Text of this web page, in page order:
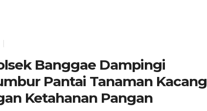
Banggae Dampingi
Pantai Tanaman Kacang
Ketahanan Pangan